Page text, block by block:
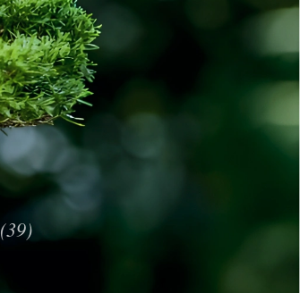
Количество элементов:
(39)